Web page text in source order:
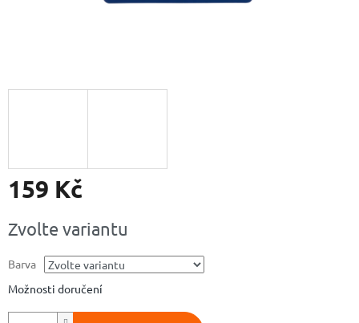
159 Kč
cena:
Zvolte variantu
Barva
Možnosti doručení